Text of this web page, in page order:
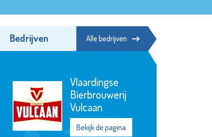
Bedrijven Alle bedrijven
Vlaardingse
Bierbrouwerij
Vulcaan
Bekijk de pagina